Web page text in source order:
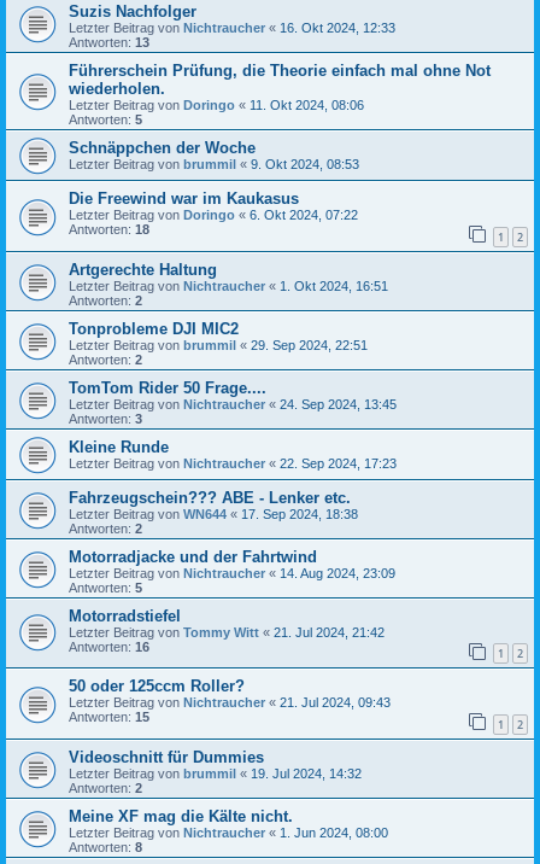
Suzis Nachfolger
Letzter Beitrag von Nichtraucher « 16. Okt 2024, 12:33
Antworten: 13
Führerschein Prüfung, die Theorie einfach mal ohne Not
wiederholen.
Letzter Beitrag von Doringo « 11. Okt 2024, 08:06
Antworten: 5
Schnäppchen der Woche
Letzter Beitrag von brummil « 9. Okt 2024, 08:53
Die Freewind war im Kaukasus
Letzter Beitrag von Doringo « 6. Okt 2024, 07:22
Antworten: 18 1 2
Artgerechte Haltung
Letzter Beitrag von Nichtraucher « 1. Okt 2024, 16:51
Antworten: 2
Tonprobleme DJI MIC2
Letzter Beitrag von brummil « 29. Sep 2024, 22:51
Antworten: 2
TomTom Rider 50 Frage....
Letzter Beitrag von Nichtraucher « 24. Sep 2024, 13:45
Antworten: 3
Kleine Runde
Letzter Beitrag von Nichtraucher « 22. Sep 2024, 17:23
Fahrzeugschein??? ABE - Lenker etc.
Letzter Beitrag von WN644 « 17. Sep 2024, 18:38
Antworten: 2
Motorradjacke und der Fahrtwind
Letzter Beitrag von Nichtraucher « 14. Aug 2024, 23:09
Antworten: 5
Motorradstiefel
Letzter Beitrag von Tommy Witt « 21. Jul 2024, 21:42
Antworten: 16 1 2
50 oder 125ccm Roller?
Letzter Beitrag von Nichtraucher « 21. Jul 2024, 09:43
Antworten: 15 1 2
Videoschnitt für Dummies
Letzter Beitrag von brummil « 19. Jul 2024, 14:32
Antworten: 2
Meine XF mag die Kälte nicht.
Letzter Beitrag von Nichtraucher « 1. Jun 2024, 08:00
Antworten: 8